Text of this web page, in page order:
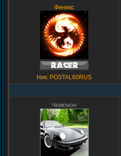
Феникс
Ник: POSTAL60RUS
Чемпион